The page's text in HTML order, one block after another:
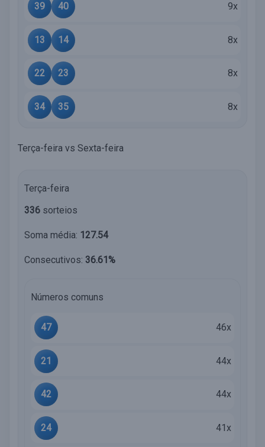
39 40 9x
13 14 8x
22 23 8x
34 35 8x
Terça-feira vs Sexta-feira
Terça-feira
336 sorteios
Soma média: 127.54
Consecutivos: 36.61%
Números comuns
47 46x
21 44x
42 44x
24 41x